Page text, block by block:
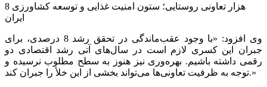
8 هزار تعاونی روستایی؛ ستون امنیت غذایی و توسعه کشاورزی
ایران
وی افزود: «با وجود عقب‌ماندگی در تحقق رشد 8 درصدی، برای
جبران این کسری لازم است در سال‌های آتی رشد اقتصادی دو
رقمی داشته باشیم. بهره‌وری نیز هنوز به سطح مطلوب نرسیده و
توجه به ظرفیت تعاونی‌ها می‌تواند بخشی از این خلأ را جبران کند.»